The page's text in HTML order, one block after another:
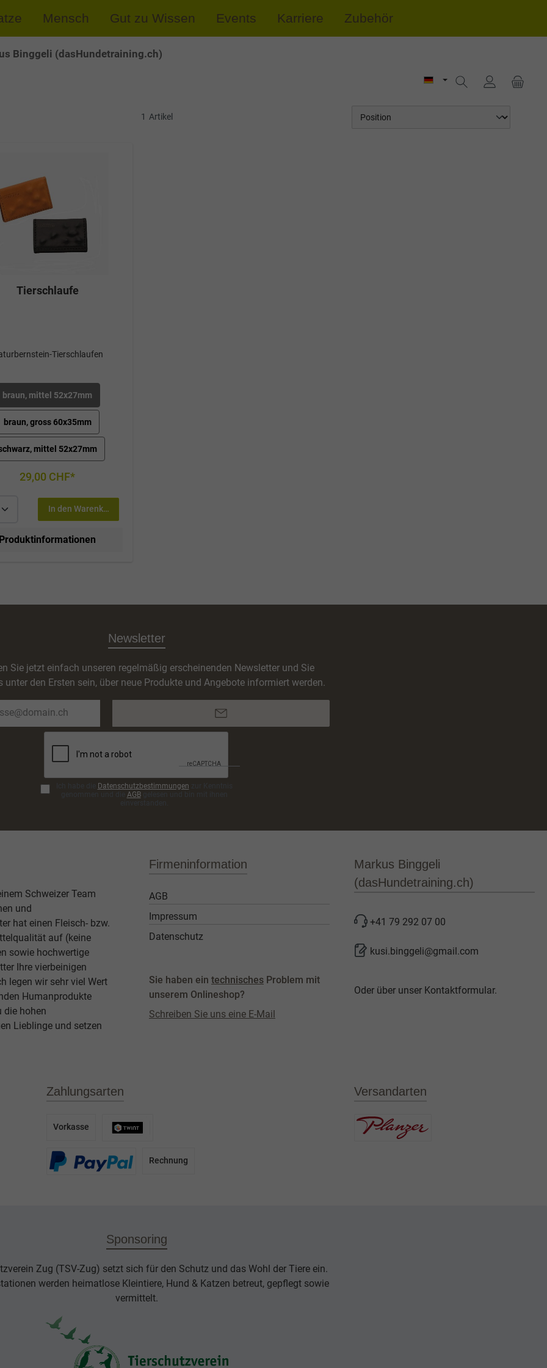
Mensch Gut zu Wissen Events Karriere Zubehör
Binggeli (dasHundetraining.ch)
1 Artikel
Tierschlaufe
Tierschlaufen
braun, mittel 52x27mm
braun, gross 60x35mm
mittel 52x27mm
29,00 CHF*
In den Warenkorb
Produktinformationen
Newsletter
Sie jetzt einfach unseren regelmäßig erscheinenden Newsletter und Sie
unter den Ersten sein, über neue Produkte und Angebote informiert werden.
Mail-
Adresse*
Datenschutzbestimmungen
AGBgelesen und bin mit ihnen
Schweizer Team
und
hat einen Fleisch- bzw.
auf (keine
sowie hochwertige
Ihre vierbeinigen
legen wir sehr viel Wert
Humanprodukte
die hohen
Lieblinge und setzen
Firmeninformation
AGB
Impressum
Datenschutz
Sie haben ein technisches Problem mit
unserem Onlineshop?
Schreiben Sie uns eine E-Mail
Markus Binggeli
(dasHundetraining.ch)
+41 79 292 07 00
kusi.binggeli@gmail.com
Oder über unser Kontaktformular.
Zahlungsarten
Vorkasse
Rechnung
Versandarten
Sponsoring
Zug (TSV-Zug) setzt sich für den Schutz und das Wohl der Tiere ein.
werden heimatlose Kleintiere, Hund & Katzen betreut, gepflegt sowie
vermittelt.